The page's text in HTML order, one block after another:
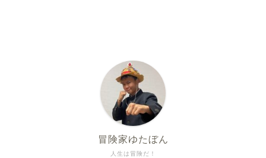
人生は冒険だ！
冒険家ゆたぼん